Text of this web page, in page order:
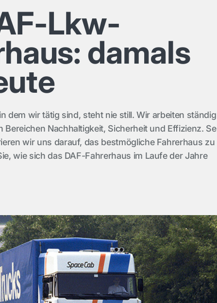
Lkw-
damals
dem wir tätig sind, steht nie still. Wir arbeiten ständig
Bereichen Nachhaltigkeit, Sicherheit und Effizienz.
wir uns darauf, das bestmögliche Fahrerhaus zu
wie sich das DAF-Fahrerhaus im Laufe der Jahre